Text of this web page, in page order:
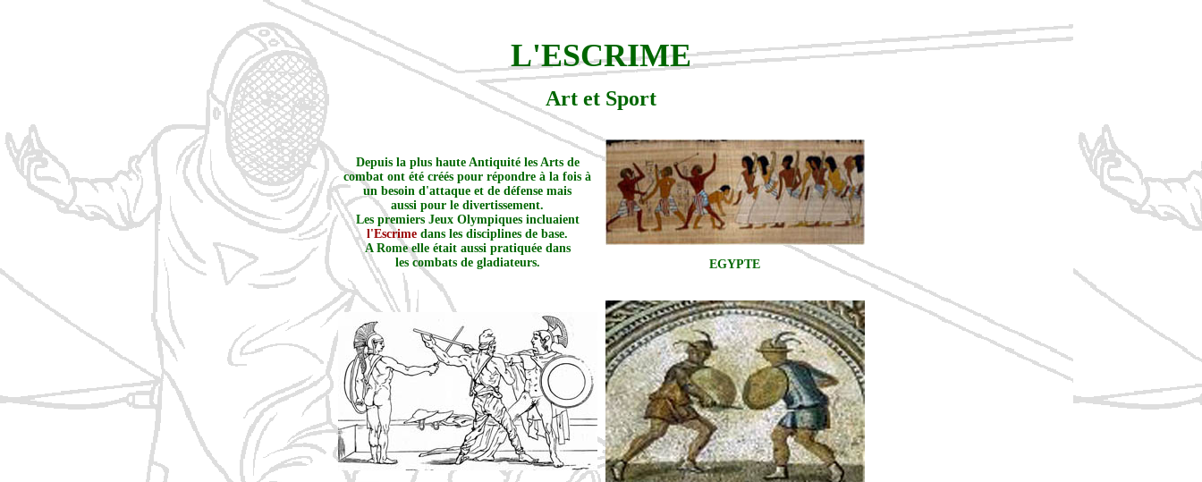
L'ESCRIME
Art et Sport
Depuis la plus haute Antiquité les Arts de
combat ont été créés pour répondre à la fois à
un besoin d'attaque et de défense mais
aussi pour le divertissement.
Les premiers Jeux Olympiques incluaient
l'Escrime dans les disciplines de base.
A Rome elle était aussi pratiquée dans
les combats de gladiateurs.
EGYPTE